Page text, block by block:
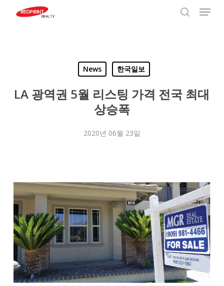
Menu
News 한국일보
LA 광역권 5월 리스팅 가격 전국 최대
상승폭
2020년 06월 23일